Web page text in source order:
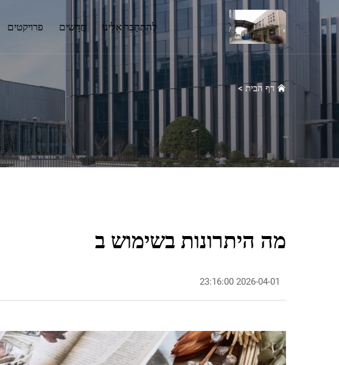
פרויקטים חֲדָשִים לְהִתְחַבֵּר אֵלֵינוּ
דף הבית >
מה היתרונות בשימוש ב
2026-04-01 23:16:00